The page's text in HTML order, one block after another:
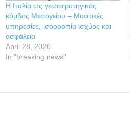
Η Ιταλία ως γεωστρατηγικός
κόμβος Μεσογείου – Μυστικές
υπηρεσίες, ισορροπία ισχύος και
ασφάλεια
April 28, 2026
In "breaking news"